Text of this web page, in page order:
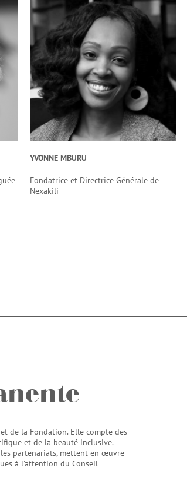
YVONNE MBURU
Fondatrice et Directrice Générale de
Nexakili
de la Fondation. Elle compte des
et de la beauté inclusive.
partenariats, mettent en œuvre
à l’attention du Conseil